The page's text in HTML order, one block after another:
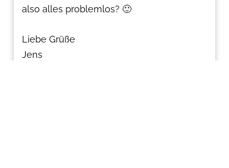
also alles problemlos? 🙂
Liebe Grüße
Jens